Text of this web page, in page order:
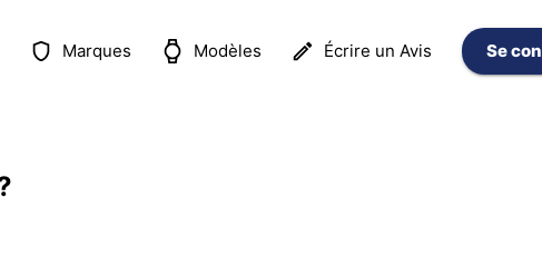
Marques Modèles Écrire un Avis Se